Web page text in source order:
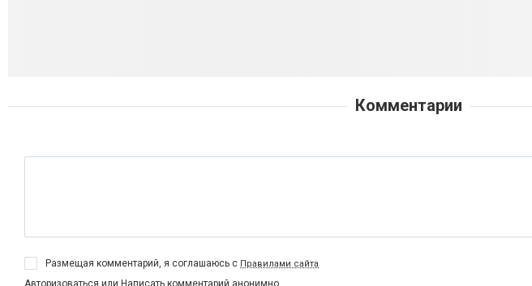
Комментарии
Размещая комментарий, я соглашаюсь с Правилами сайта
Авторизоваться или Написать комментарий анонимно